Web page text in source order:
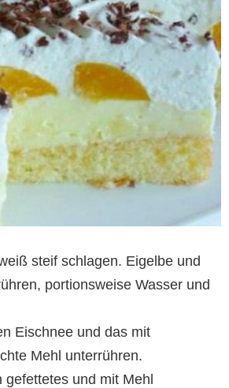
steif schlagen. Eigelbe und
portionsweise Wasser und
Eischnee und das mit
Mehl unterrühren.
gefettetes und mit Mehl